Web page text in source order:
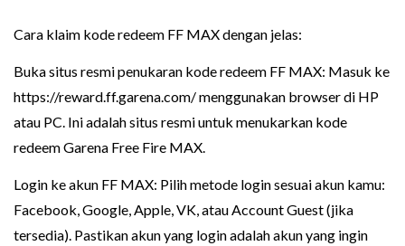
Cara klaim kode redeem FF MAX dengan jelas:
Buka situs resmi penukaran kode redeem FF MAX: Masuk ke
https://reward.ff.garena.com/ menggunakan browser di HP
atau PC. Ini adalah situs resmi untuk menukarkan kode
redeem Garena Free Fire MAX.
Login ke akun FF MAX: Pilih metode login sesuai akun kamu:
Facebook, Google, Apple, VK, atau Account Guest (jika
tersedia). Pastikan akun yang login adalah akun yang ingin